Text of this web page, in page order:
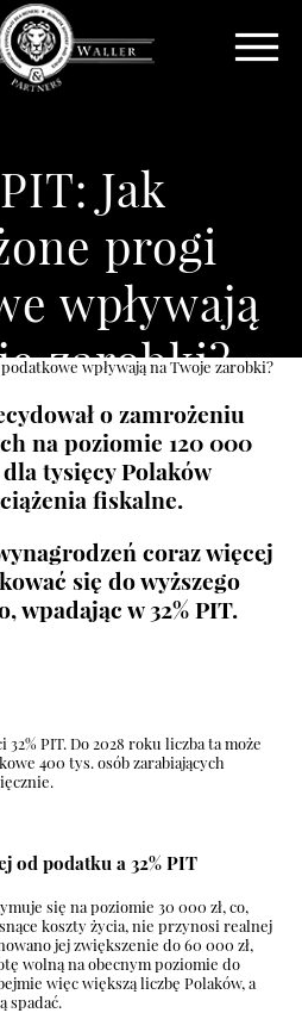
Jak
progi
wpływają
zarobki?
wpływają na Twoje zarobki?
o zamrożeniu
na poziomie 120 000
tysięcy Polaków
fiskalne.
coraz więcej
się do wyższego
wpadając w 32% PIT.
32% PIT. Do 2028 roku liczba ta może
400 tys. osób zarabiających
od podatku a 32% PIT
się na poziomie 30 000 zł, co,
koszty życia, nie przynosi realnej
jej zwiększenie do 60 000 zł,
wolną na obecnym poziomie do
więc większą liczbę Polaków, a
spadać.